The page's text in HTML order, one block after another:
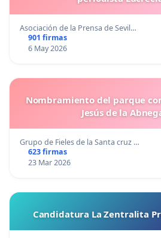
Asociación de la Prensa de Sevil…
901 firmas
6 May 2026
Nombramiento del parque
Jesús de la
Grupo de Fieles de la Santa cruz …
623 firmas
23 Mar 2026
Candidatura La Zentralita